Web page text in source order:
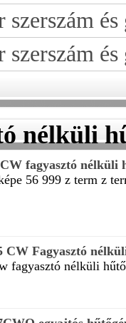
szerszám
szerszám
nélküli
fagyasztó nélküli
56 999 z term z
CW Fagyasztó
fagyasztó nélküli